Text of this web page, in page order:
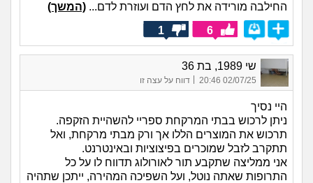
החילבה מורידה את לחץ הדם ועוזרת לדם... (המשך)
6
1
שי 1989, בת 36
02/07/25 20:46
| דווח על עצה זו
היי נסיך
ניתן לרכוש בבתי המרקחת ספריי להשהיית הזקפה.
תרכוש את המוצרים הללו אך ורק מבתי מרקחת, ואל
תתקרב לזבל שמוכרים בפיצוציות ובאינטרנט.
אני ממליצה שתקבע תור לאורולוג תדווח לו על כל
התרופות שאתה נוטל, ועל השפיכה המהירה, ייתכן שתהיה